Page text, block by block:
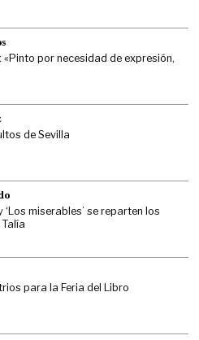
«Pinto por necesidad de expresión,
de Sevilla
‘Los miserables’ se reparten los
para la Feria del Libro